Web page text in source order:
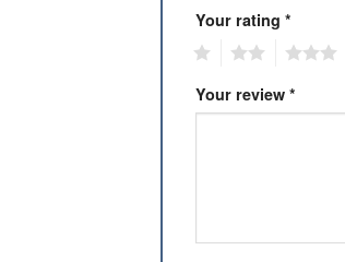
Your rating *
Your review *